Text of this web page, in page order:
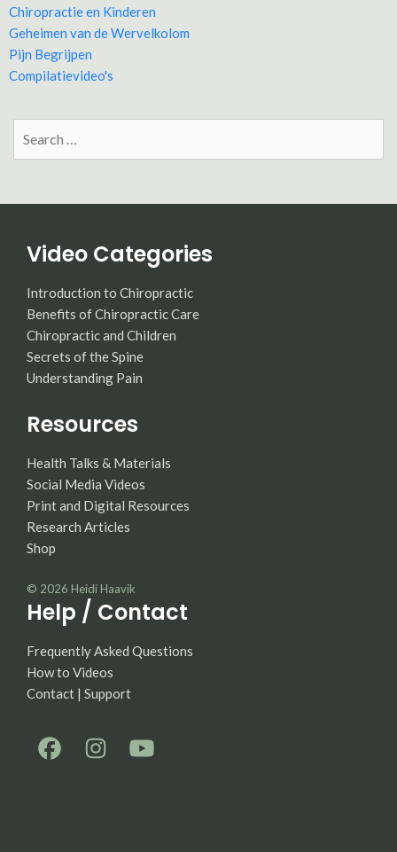
Chiropractie en Kinderen
Geheimen van de Wervelkolom
Pijn Begrijpen
Compilatievideo's
Search
for:
Video Categories
Introduction to Chiropractic
Benefits of Chiropractic Care
Chiropractic and Children
Secrets of the Spine
Understanding Pain
Resources
Health Talks & Materials
Social Media Videos
Print and Digital Resources
Research Articles
Shop
© 2026 Heidi Haavik
Help / Contact
Frequently Asked Questions
How to Videos
Contact | Support